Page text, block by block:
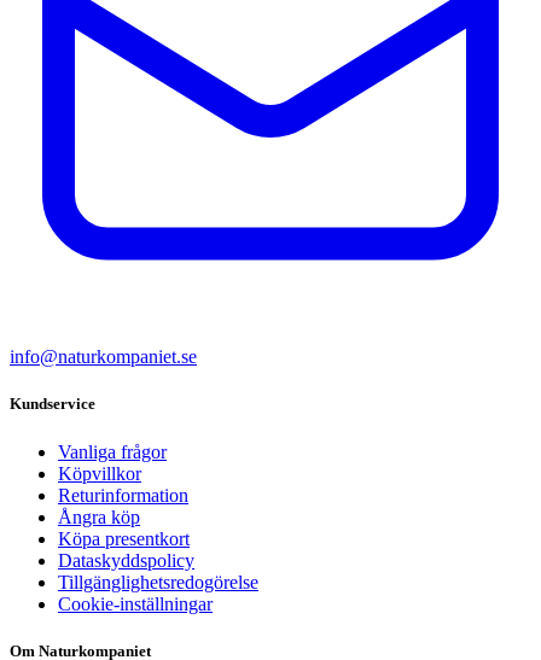
info@naturkompaniet.se
Kundservice
Vanliga frågor
Köpvillkor
Returinformation
Ångra köp
Köpa presentkort
Dataskyddspolicy
Tillgänglighetsredogörelse
Cookie-inställningar
Om Naturkompaniet